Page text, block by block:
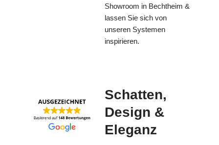
Showroom in Bechtheim &
lassen Sie sich von
unseren Systemen
inspirieren.
Schatten,
Design &
Eleganz